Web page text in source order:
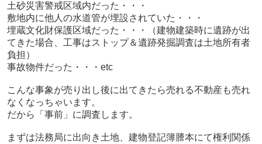
土砂災害警戒区域内だった・・・
敷地内に他人の水道管が埋設されていた・・・
埋蔵文化財保護区域だった・・・（建物建築時に遺跡が出
てきた場合、工事はストップ＆遺跡発掘調査は土地所有者
負担）
事故物件だった・・・etc
こんな事象が売り出し後に出てきたら売れる不動産も売れ
なくなっちゃいます。
だから「事前」に調査します。
まずは法務局に出向き土地、建物登記簿謄本にて権利関係